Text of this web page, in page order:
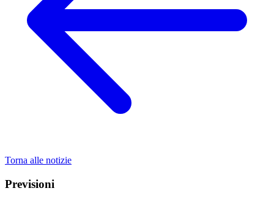
Torna alle notizie
Previsioni